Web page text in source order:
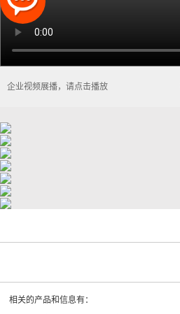
企业视频展播，请点击播放
相关的产品和信息有：